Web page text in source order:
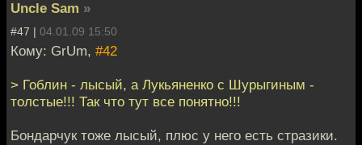
Uncle Sam »
#47 | 04.01.09 15:50
Кому: GrUm, #42
> Гоблин - лысый, а Лукьяненко с Шурыгиным -
толстые!!! Так что тут все понятно!!!
Бондарчук тоже лысый, плюс у него есть стразики.